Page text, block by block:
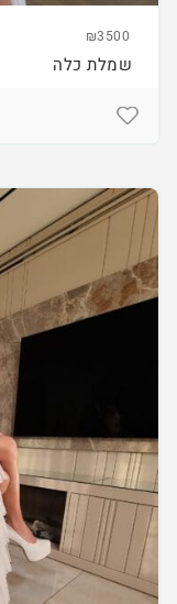
₪3500
שמלת כלה